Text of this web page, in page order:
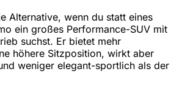
Alternative, wenn du statt eines
ein großes Performance-SUV mit
suchst. Er bietet mehr
höhere Sitzposition, wirkt aber
weniger elegant-sportlich als der